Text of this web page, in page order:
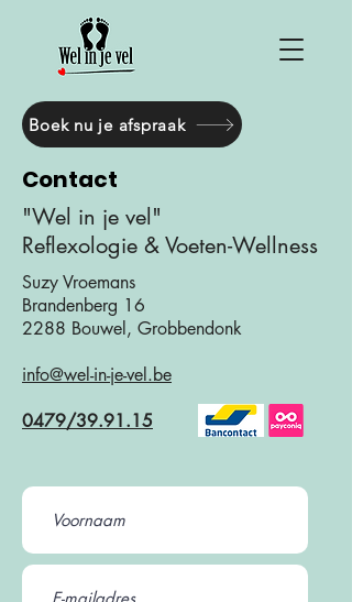
Boek nu je afspraak
Contact
"Wel in je vel"
Reflexologie & Voeten-Wellness
Suzy Vroemans
Brandenberg 16
2288 Bouwel, Grobbendonk
info@wel-in-je-vel.be
0479/39.91.15